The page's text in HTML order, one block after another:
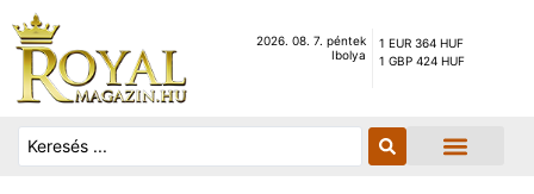
2026. 08. 7. péntek
Ibolya
1 EUR 364 HUF
1 GBP 424 HUF